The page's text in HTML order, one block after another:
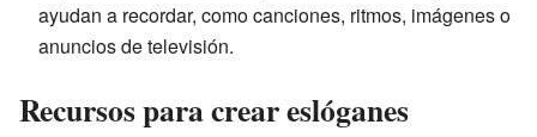
ayudan a recordar, como canciones, ritmos, imágenes o
anuncios de televisión.
Recursos para crear eslóganes